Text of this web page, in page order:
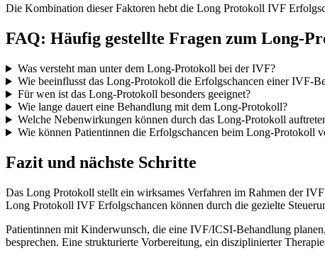
Die Kombination dieser Faktoren hebt die Long Protokoll IVF
FAQ: Häufig gestellte Fragen zum Long-
Was versteht man unter dem Long-Protokoll bei der IVF?
Wie beeinflusst das Long-Protokoll die Erfolgschancen einer IVF-
Für wen ist das Long-Protokoll besonders geeignet?
Wie lange dauert eine Behandlung mit dem Long-Protokoll?
Welche Nebenwirkungen können durch das Long-Protokoll
Wie können Patientinnen die Erfolgschancen beim Long-Protokoll
Fazit und nächste Schritte
Das Long Protokoll stellt ein wirksames Verfahren im Rahmen der
Long Protokoll IVF Erfolgschancen können durch die gezielte
Patientinnen mit Kinderwunsch, die eine IVF/ICSI-Behandlung
besprechen. Eine strukturierte Vorbereitung, ein disziplinierter